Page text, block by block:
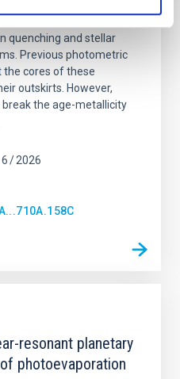
quenching and stellar
Previous photometric
the cores of these
outskirts. However,
the age-metallicity
6 2026
resonant planetary
photoevaporation